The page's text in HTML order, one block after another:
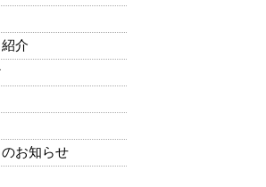
介
お知らせ